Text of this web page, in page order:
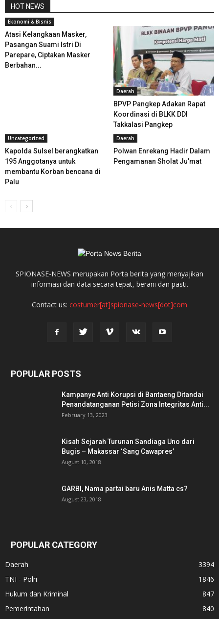
HOT NEWS
Ekonomi & Bisnis
Atasi Kelangkaan Masker,
Pasangan Suami Istri Di
Parepare, Ciptakan Masker
Berbahan...
Daerah
BPVP Pangkep Adakan Rapat
Koordinasi di BLKK DDI
Takkalasi Pangkep
Uncategorized
Kapolda Sulsel berangkatkan
195 Anggotanya untuk
membantu Korban bencana di
Palu
Daerah
Polwan Enrekang Hadir Dalam
Pengamanan Sholat Ju’mat
SPIONASE-NEWS merupakan Porta berita yang menyajikan
informasi dan data secara tepat, berani dan pasti.
Contact us: costumer[at]spionase-news[dot]com
POPULAR POSTS
Kampanye Anti Korupsi di Bantaeng Ditandai
Penandatanganan Petisi Zona Integritas Anti...
February 13, 2023
Kisah Sejarah Turunan Sandiaga Uno dari
Bugis – Makassar ‘Sang Cawapres’
August 10, 2018
GARBI, Nama partai baru Anis Matta cs?
August 23, 2018
POPULAR CATEGORY
Daerah
3394
TNI - Polri
1846
Hukum dan Kriminal
847
Pemerintahan
840